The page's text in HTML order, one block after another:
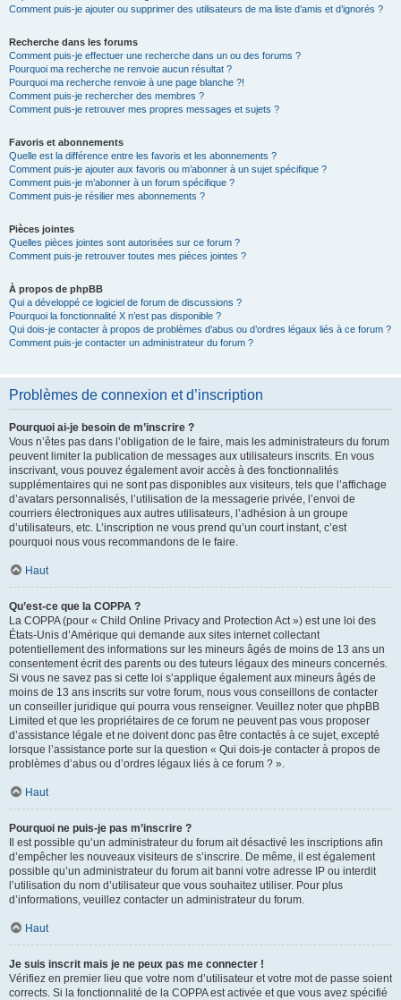
Comment puis-je ajouter ou supprimer des utilisateurs de ma liste d’amis et d’ignorés ?
Recherche dans les forums
Comment puis-je effectuer une recherche dans un ou des forums ?
Pourquoi ma recherche ne renvoie aucun résultat ?
Pourquoi ma recherche renvoie à une page blanche ?!
Comment puis-je rechercher des membres ?
Comment puis-je retrouver mes propres messages et sujets ?
Favoris et abonnements
Quelle est la différence entre les favoris et les abonnements ?
Comment puis-je ajouter aux favoris ou m’abonner à un sujet spécifique ?
Comment puis-je m’abonner à un forum spécifique ?
Comment puis-je résilier mes abonnements ?
Pièces jointes
Quelles pièces jointes sont autorisées sur ce forum ?
Comment puis-je retrouver toutes mes pièces jointes ?
À propos de phpBB
Qui a développé ce logiciel de forum de discussions ?
Pourquoi la fonctionnalité X n’est pas disponible ?
Qui dois-je contacter à propos de problèmes d’abus ou d’ordres légaux liés à ce forum ?
Comment puis-je contacter un administrateur du forum ?
Problèmes de connexion et d’inscription
Pourquoi ai-je besoin de m’inscrire ?
Vous n’êtes pas dans l’obligation de le faire, mais les administrateurs du forum
peuvent limiter la publication de messages aux utilisateurs inscrits. En vous
inscrivant, vous pouvez également avoir accès à des fonctionnalités
supplémentaires qui ne sont pas disponibles aux visiteurs, tels que l’affichage
d’avatars personnalisés, l’utilisation de la messagerie privée, l’envoi de
courriers électroniques aux autres utilisateurs, l’adhésion à un groupe
d’utilisateurs, etc. L’inscription ne vous prend qu’un court instant, c’est
pourquoi nous vous recommandons de le faire.
Haut
Qu’est-ce que la COPPA ?
La COPPA (pour « Child Online Privacy and Protection Act ») est une loi des
États-Unis d’Amérique qui demande aux sites internet collectant
potentiellement des informations sur les mineurs âgés de moins de 13 ans un
consentement écrit des parents ou des tuteurs légaux des mineurs concernés.
Si vous ne savez pas si cette loi s’applique également aux mineurs âgés de
moins de 13 ans inscrits sur votre forum, nous vous conseillons de contacter
un conseiller juridique qui pourra vous renseigner. Veuillez noter que phpBB
Limited et que les propriétaires de ce forum ne peuvent pas vous proposer
d’assistance légale et ne doivent donc pas être contactés à ce sujet, excepté
lorsque l’assistance porte sur la question « Qui dois-je contacter à propos de
problèmes d’abus ou d’ordres légaux liés à ce forum ? ».
Haut
Pourquoi ne puis-je pas m’inscrire ?
Il est possible qu’un administrateur du forum ait désactivé les inscriptions afin
d’empêcher les nouveaux visiteurs de s’inscrire. De même, il est également
possible qu’un administrateur du forum ait banni votre adresse IP ou interdit
l’utilisation du nom d’utilisateur que vous souhaitez utiliser. Pour plus
d’informations, veuillez contacter un administrateur du forum.
Haut
Je suis inscrit mais je ne peux pas me connecter !
Vérifiez en premier lieu que votre nom d’utilisateur et votre mot de passe soient
corrects. Si la fonctionnalité de la COPPA est activée et que vous avez spécifié